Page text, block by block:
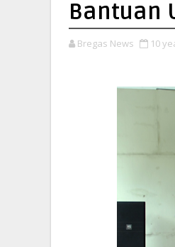
Bantuan
Bregas News 10